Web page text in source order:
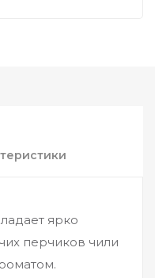
ярко
перчиков чили